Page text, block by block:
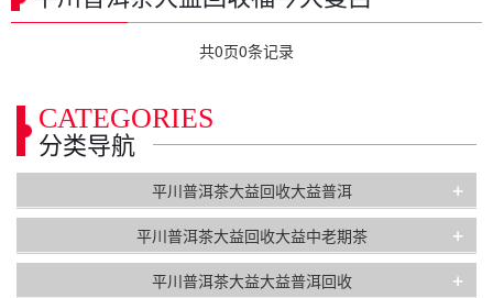
共0页0条记录
CATEGORIES
分类导航
平川普洱茶大益回收大益普洱 +
平川普洱茶大益回收大益中老期茶 +
平川普洱茶大益大益普洱回收 +